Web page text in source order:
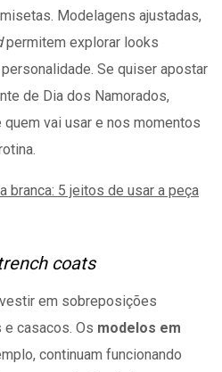
Modelagens ajustadas,
permitem explorar looks
Se quiser apostar
de Dia dos Namorados,
vai usar e nos momentos
branca: 5 jeitos de usar a peça
coats
em sobreposições
casacos. Os modelos em
continuam funcionando